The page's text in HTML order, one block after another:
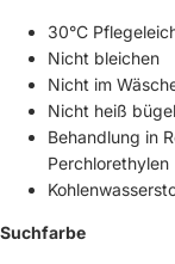
30°C
Nicht bleichen
Nicht im
Nicht heiß
Behandlung in
Perchlorethylen
Suchfarbe